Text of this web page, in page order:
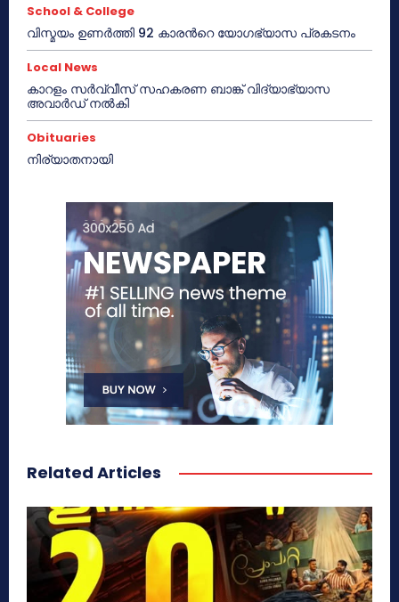
School & College
വിസ്മയം ഉണർത്തി 92 കാരൻറെ യോഗഭ്യാസ പ്രകടനം
Local News
കാറളം സർവ്വീസ് സഹകരണ ബാങ്ക് വിദ്യാഭ്യാസ
അവാർഡ് നൽകി
Obituaries
നിര്യാതനായി
Related Articles